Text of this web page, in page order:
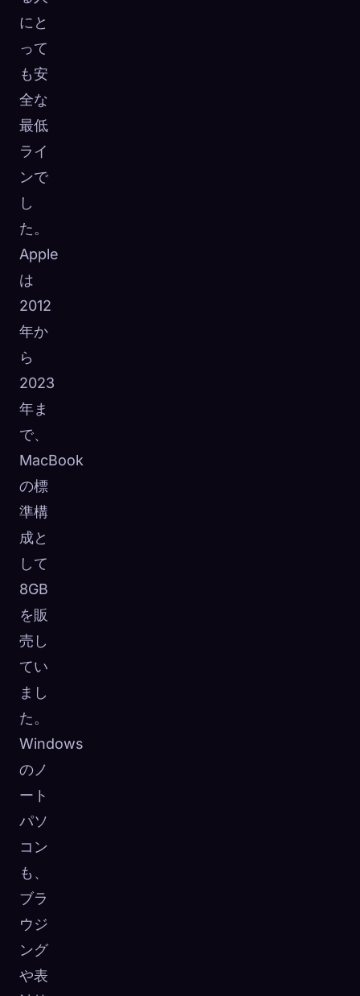
にと
って
も安
全な
最低
ライ
ンで
し
た。
Apple
は
2012
年か
ら
2023
年ま
で、
MacBook
の標
準構
成と
して
8GB
を販
売し
てい
まし
た。
Windows
のノ
ート
パソ
コン
も、
ブラ
ウジ
ング
や表